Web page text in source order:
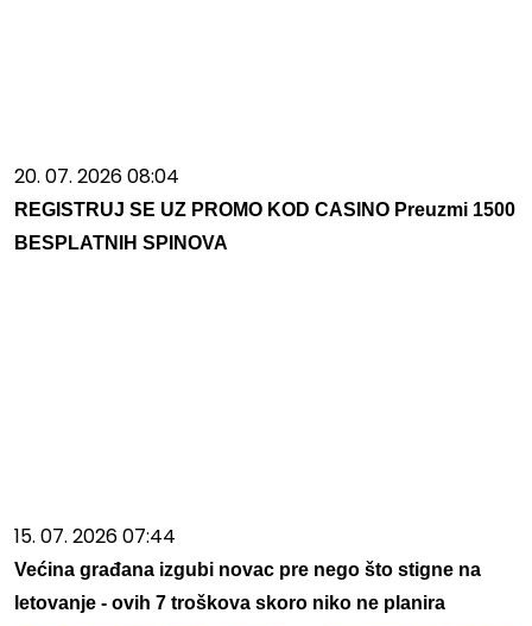
20. 07. 2026 08:04
REGISTRUJ SE UZ PROMO KOD CASINO Preuzmi 1500
BESPLATNIH SPINOVA
15. 07. 2026 07:44
Većina građana izgubi novac pre nego što stigne na
letovanje - ovih 7 troškova skoro niko ne planira